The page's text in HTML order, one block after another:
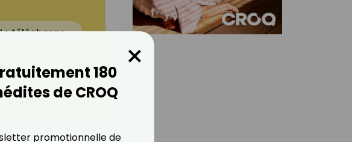
télécharge
savoir si vous
sur le terminal
de confidentialité
des offres commerciales
Pour en savoir plus et exercer
×
180
de CROQ
promotionnelle de